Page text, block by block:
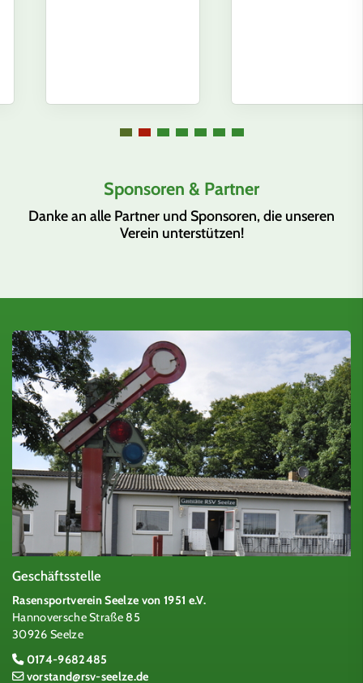
Sponsoren & Partner
Danke an alle Partner und Sponsoren, die unseren
Verein unterstützen!
Geschäftsstelle
Rasensportverein Seelze von 1951 e.V.
Hannoversche Straße 85
30926 Seelze
0174-9682485
vorstand@rsv-seelze.de